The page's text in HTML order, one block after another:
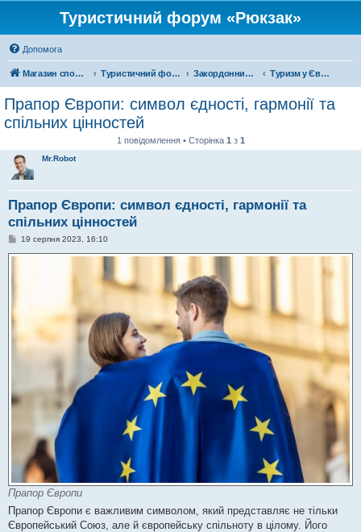
Туристичний форум «Рюкзак»
Допомога
Магазин спорядження Туристичний форум «Рюкзак» Закордонний туризм Туризм у Європі
Прапор Європи: символ єдності, гармонії та
спільних цінностей
1 повідомлення • Сторінка 1 з 1
Mr.Robot
Прапор Європи: символ єдності, гармонії та
спільних цінностей
П
в
н
19 серпня 2023, 16:10
Прапор Європи
Прапор Європи є важливим символом, який представляє не тільки
Європейський Союз, але й європейську спільноту в цілому. Його